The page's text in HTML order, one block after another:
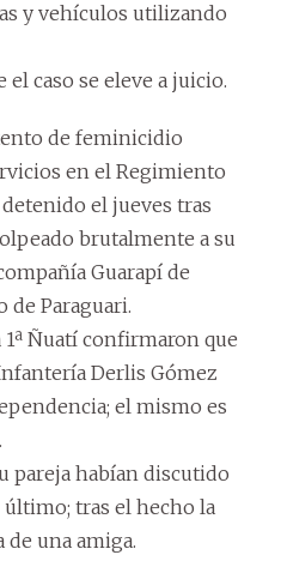
y vehículos utilizando
caso se eleve a juicio.
de feminicidio
en el Regimiento
el jueves tras
brutalmente a su
Guarapí de
de Paraguari.
Ñuatí confirmaron que
Derlis Gómez
el mismo es
pareja habían discutido
tras el hecho la
una amiga.